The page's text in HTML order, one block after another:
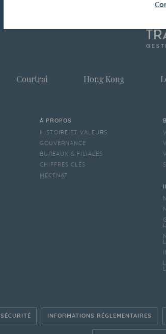
Courtrai Hong Kong
À PROPOS
HISTOIRE ET VALEURS
GOUVERNANCE
BUREAUX & FILIALES
CHIFFRES CLÉS
MÉCÉNAT
SÉCURITÉ INFORMATIONS RÉGLEMENTAIRES